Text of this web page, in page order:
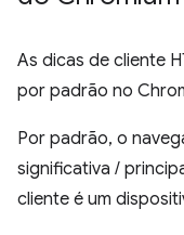
As dicas de cliente
por padrão no
Por padrão, o
significativa /
cliente é um